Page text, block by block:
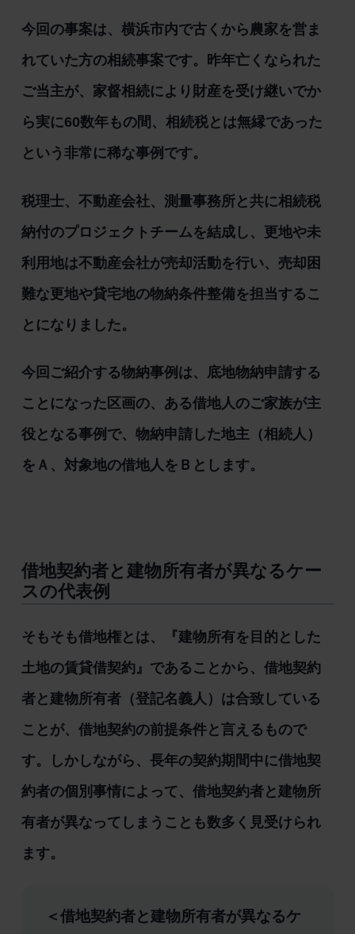
今回の事案は、横浜市内で古くから農家を営ま
れていた方の相続事案です。昨年亡くなられた
ご当主が、家督相続により財産を受け継いでか
ら実に60数年もの間、相続税とは無縁であった
という非常に稀な事例です。
税理士、不動産会社、測量事務所と共に相続税
納付のプロジェクトチームを結成し、更地や未
利用地は不動産会社が売却活動を行い、売却困
難な更地や貸宅地の物納条件整備を担当するこ
とになりました。
今回ご紹介する物納事例は、底地物納申請する
ことになった区画の、ある借地人のご家族が主
役となる事例で、物納申請した地主（相続人）
をＡ、対象地の借地人をＢとします。
借地契約者と建物所有者が異なるケー
スの代表例
そもそも借地権とは、『建物所有を目的とした
土地の賃貸借契約』であることから、借地契約
者と建物所有者（登記名義人）は合致している
ことが、借地契約の前提条件と言えるもので
す。しかしながら、長年の契約期間中に借地契
約者の個別事情によって、借地契約者と建物所
有者が異なってしまうことも数多く見受けられ
ます。
＜借地契約者と建物所有者が異なるケ